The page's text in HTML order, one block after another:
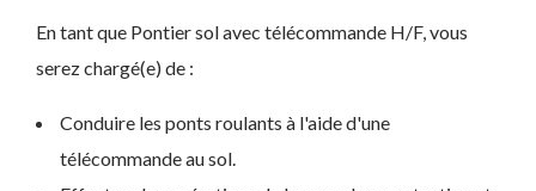
En tant que Pontier sol avec télécommande H/F, vous
serez chargé(e) de :
Conduire les ponts roulants à l'aide d'une
télécommande au sol.